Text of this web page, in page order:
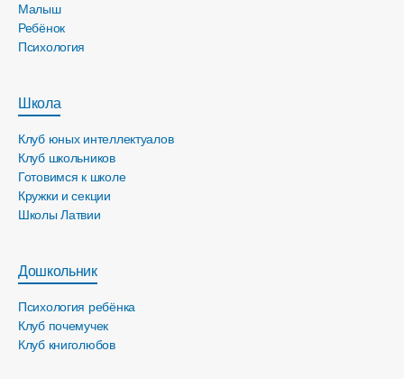
Малыш
Ребёнок
Психология
Школа
Клуб юных интеллектуалов
Клуб школьников
Готовимся к школе
Кружки и секции
Школы Латвии
Дошкольник
Психология ребёнка
Клуб почемучек
Клуб книголюбов